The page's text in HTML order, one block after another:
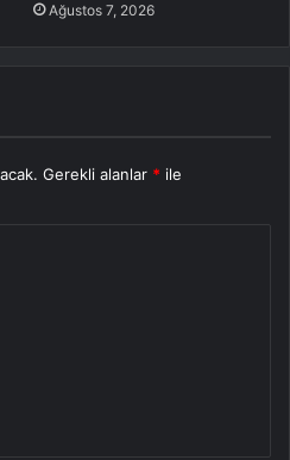
Ağustos 7, 2026
Gerekli alanlar * ile